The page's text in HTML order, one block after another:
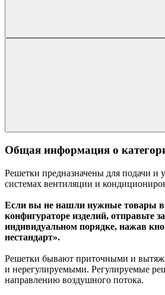
Общая информация о
Решетки предназначены для подачи и
системах вентиляции и
Если вы не нашли нужные товары в
конфигураторе изделий, отправьте
индивидуальном порядке, нажав
нестандарт».
Решетки бывают приточными и
и нерегулируемыми. Регулируемые
направлению воздушного потока.